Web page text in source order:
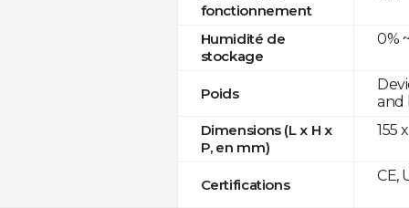
fonctionnement
Humidité de
stockage
Poids
Dimensions (L x H x
P, en mm)
Certifications
0%
and
155
CE,